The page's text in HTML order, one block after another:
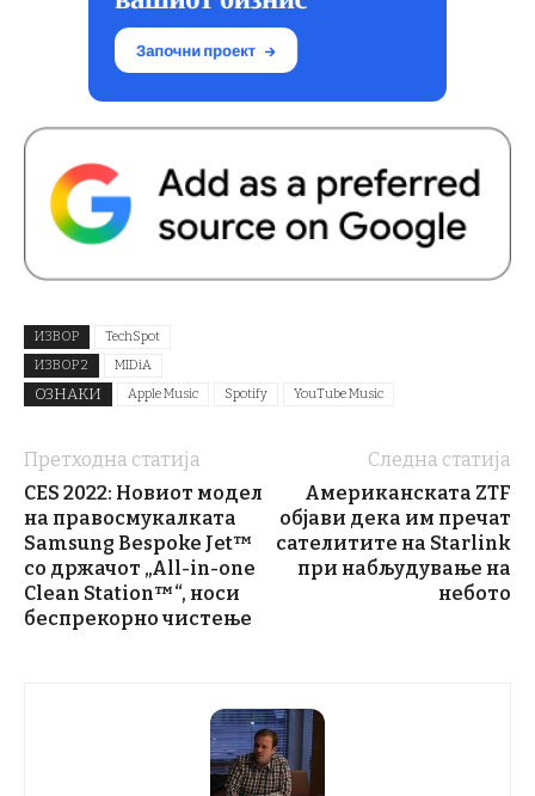
ИЗВОР
TechSpot
ИЗВОР 2
MIDiA
ОЗНАКИ Apple Music Spotify YouTube Music
Претходна статија
CES 2022: Новиот модел
на правосмукалката
Samsung Bespoke Jet™
со држачот „All-in-one
Clean Station™“, носи
беспрекорно чистење
Следна статија
Американската ZTF
објави дека им пречат
сателитите на Starlink
при набљудување на
небото